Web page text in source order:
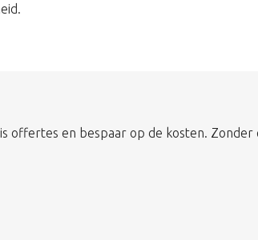
offertes en bespaar op de kosten. Zonder